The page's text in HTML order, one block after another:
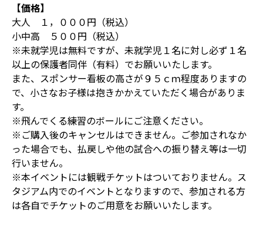
【価格】
大人 １，０００円（税込）
小中高 ５００円（税込）
※未就学児は無料ですが、未就学児１名に対し必ず１名
以上の保護者同伴（有料）でお願いいたします。
また、スポンサー看板の高さが９５ｃｍ程度ありますの
で、小さなお子様は抱きかかえていただく場合がありま
す。
※飛んでくる練習のボールにご注意ください。
※ご購入後のキャンセルはできません。ご参加されなか
った場合でも、払戻しや他の試合への振り替え等は一切
行いません。
※本イベントには観戦チケットはついておりません。ス
タジアム内でのイベントとなりますので、参加される方
は各自でチケットのご用意をお願いいたします。